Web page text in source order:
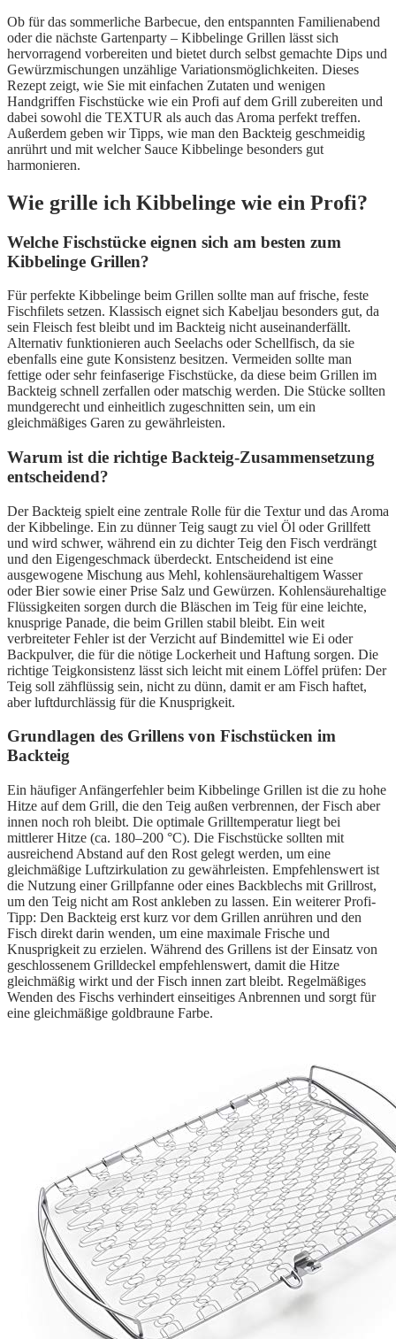
Ob für das sommerliche Barbecue, den entspannten Familienabend
oder die nächste Gartenparty – Kibbelinge Grillen lässt sich
hervorragend vorbereiten und bietet durch selbst gemachte Dips und
Gewürzmischungen unzählige Variationsmöglichkeiten. Dieses
Rezept zeigt, wie Sie mit einfachen Zutaten und wenigen
Handgriffen Fischstücke wie ein Profi auf dem Grill zubereiten und
dabei sowohl die TEXTUR als auch das Aroma perfekt treffen.
Außerdem geben wir Tipps, wie man den Backteig geschmeidig
anrührt und mit welcher Sauce Kibbelinge besonders gut
harmonieren.
Wie grille ich Kibbelinge wie ein Profi?
Welche Fischstücke eignen sich am besten zum
Kibbelinge Grillen?
Für perfekte Kibbelinge beim Grillen sollte man auf frische, feste
Fischfilets setzen. Klassisch eignet sich Kabeljau besonders gut, da
sein Fleisch fest bleibt und im Backteig nicht auseinanderfällt.
Alternativ funktionieren auch Seelachs oder Schellfisch, da sie
ebenfalls eine gute Konsistenz besitzen. Vermeiden sollte man
fettige oder sehr feinfaserige Fischstücke, da diese beim Grillen im
Backteig schnell zerfallen oder matschig werden. Die Stücke sollten
mundgerecht und einheitlich zugeschnitten sein, um ein
gleichmäßiges Garen zu gewährleisten.
Warum ist die richtige Backteig-Zusammensetzung
entscheidend?
Der Backteig spielt eine zentrale Rolle für die Textur und das Aroma
der Kibbelinge. Ein zu dünner Teig saugt zu viel Öl oder Grillfett
und wird schwer, während ein zu dichter Teig den Fisch verdrängt
und den Eigengeschmack überdeckt. Entscheidend ist eine
ausgewogene Mischung aus Mehl, kohlensäurehaltigem Wasser
oder Bier sowie einer Prise Salz und Gewürzen. Kohlensäurehaltige
Flüssigkeiten sorgen durch die Bläschen im Teig für eine leichte,
knusprige Panade, die beim Grillen stabil bleibt. Ein weit
verbreiteter Fehler ist der Verzicht auf Bindemittel wie Ei oder
Backpulver, die für die nötige Lockerheit und Haftung sorgen. Die
richtige Teigkonsistenz lässt sich leicht mit einem Löffel prüfen: Der
Teig soll zähflüssig sein, nicht zu dünn, damit er am Fisch haftet,
aber luftdurchlässig für die Knusprigkeit.
Grundlagen des Grillens von Fischstücken im
Backteig
Ein häufiger Anfängerfehler beim Kibbelinge Grillen ist die zu hohe
Hitze auf dem Grill, die den Teig außen verbrennen, der Fisch aber
innen noch roh bleibt. Die optimale Grilltemperatur liegt bei
mittlerer Hitze (ca. 180–200 °C). Die Fischstücke sollten mit
ausreichend Abstand auf den Rost gelegt werden, um eine
gleichmäßige Luftzirkulation zu gewährleisten. Empfehlenswert ist
die Nutzung einer Grillpfanne oder eines Backblechs mit Grillrost,
um den Teig nicht am Rost ankleben zu lassen. Ein weiterer Profi-
Tipp: Den Backteig erst kurz vor dem Grillen anrühren und den
Fisch direkt darin wenden, um eine maximale Frische und
Knusprigkeit zu erzielen. Während des Grillens ist der Einsatz von
geschlossenem Grilldeckel empfehlenswert, damit die Hitze
gleichmäßig wirkt und der Fisch innen zart bleibt. Regelmäßiges
Wenden des Fischs verhindert einseitiges Anbrennen und sorgt für
eine gleichmäßige goldbraune Farbe.